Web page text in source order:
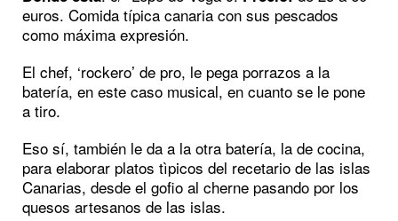
euros. Comida típica canaria con sus pescados
como máxima expresión.
El chef, ‘rockero’ de pro, le pega porrazos a la
batería, en este caso musical, en cuanto se le pone
a tiro.
Eso sí, también le da a la otra batería, la de cocina,
para elaborar platos tìpicos del recetario de las islas
Canarias, desde el gofio al cherne pasando por los
quesos artesanos de las islas.